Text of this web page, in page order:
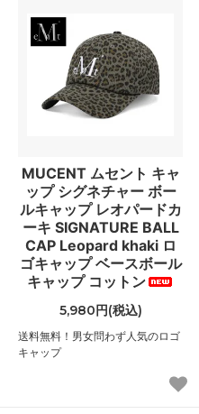
MUCENT ムセント キャ
ップ シグネチャー ボー
ルキャップ レオパードカ
ーキ SIGNATURE BALL
CAP Leopard khaki ロ
ゴキャップ ベースボール
キャップ コットン
5,980円(税込)
送料無料！男女問わず人気のロゴ
キャップ